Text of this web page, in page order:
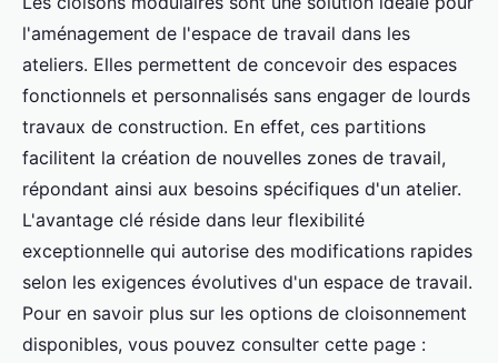
l'aménagement de l'espace de travail dans les
ateliers. Elles permettent de concevoir des espaces
fonctionnels et personnalisés sans engager de lourds
travaux de construction. En effet, ces partitions
facilitent la création de nouvelles zones de travail,
répondant ainsi aux besoins spécifiques d'un atelier.
L'avantage clé réside dans leur flexibilité
exceptionnelle qui autorise des modifications rapides
selon les exigences évolutives d'un espace de travail.
Pour en savoir plus sur les options de cloisonnement
disponibles, vous pouvez consulter cette page :